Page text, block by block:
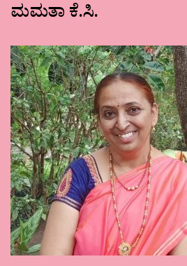
ಮಮತಾ ಕೆ.ಸಿ.